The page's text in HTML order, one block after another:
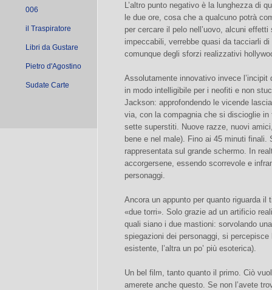
006
il Traspiratore
Libri da Gustare
Pietro d'Agostino
Sudate Carte
L’altro punto negativo è la lunghezza di
le due ore, cosa che a qualcuno potrà
per cercare il pelo nell’uovo, alcuni
impeccabili, verrebbe quasi da tacciarli
comunque degli sforzi realizzativi
Assolutamente innovativo invece
in modo intelligibile per i neofiti e non
Jackson: approfondendo le vicende
via, con la compagnia che si discioglie
sette superstiti. Nuove razze, nuovi
bene e nel male). Fino ai 45 minuti
rappresentata sul grande schermo. In
accorgersene, essendo scorrevole e
personaggi.
Ancora un appunto per quanto riguarda
«due torri». Solo grazie ad un artificio
quali siano i due mastioni: sorvolando
spiegazioni dei personaggi, si
esistente, l’altra un po’ più esoterica).
Un bel film, tanto quanto il primo. Ciò
amerete anche questo. Se non l’avete